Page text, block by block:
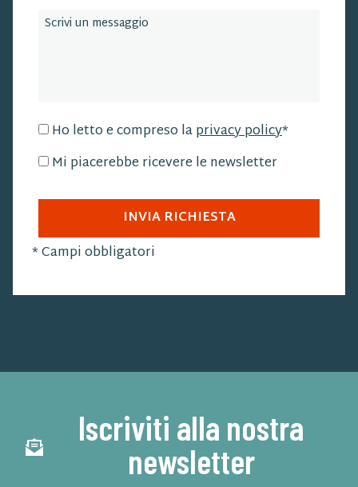
Ho letto e compreso laprivacy policy*
Mi piacerebbe ricevere le newsletter
INVIA RICHIESTA
*Campi obbligatori
Iscriviti alla nostra
newsletter